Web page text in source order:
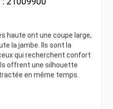
haute ont une coupe large,
la jambe. Ils sont la
qui recherchent confort
offrent une silhouette
en même temps.